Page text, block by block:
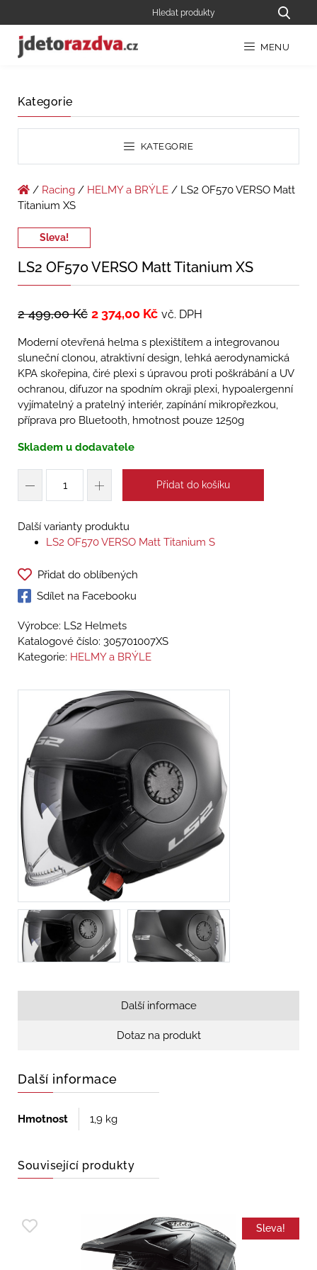
MENU
Kategorie
KATEGORIE
/ Racing / HELMY a BRÝLE / LS2 OF570 VERSO Matt
Titanium XS
Sleva!
LS2 OF570 VERSO Matt Titanium XS
2 499,00Kč 2 374,00 Kč vč. DPH
Moderní otevřená helma s plexištítem a integrovanou
sluneční clonou, atraktivní design, lehká aerodynamická
KPA skořepina, čiré plexi s úpravou proti poškrábání a UV
ochranou, difuzor na spodním okraji plexi, hypoalergenní
vyjímatelný a pratelný interiér, zapínání mikropřezkou,
příprava pro Bluetooth, hmotnost pouze 1250g
Skladem u dodavatele
Přidat do košíku
Další varianty produktu
LS2 OF570 VERSO Matt Titanium S
Přidat do oblíbených
Sdílet na Facebooku
Výrobce: LS2 Helmets
Katalogové číslo: 305701007XS
Kategorie: HELMY a BRÝLE
Další informace
Dotaz na produkt
Další informace
Hmotnost 1,9 kg
Související produkty
Sleva!